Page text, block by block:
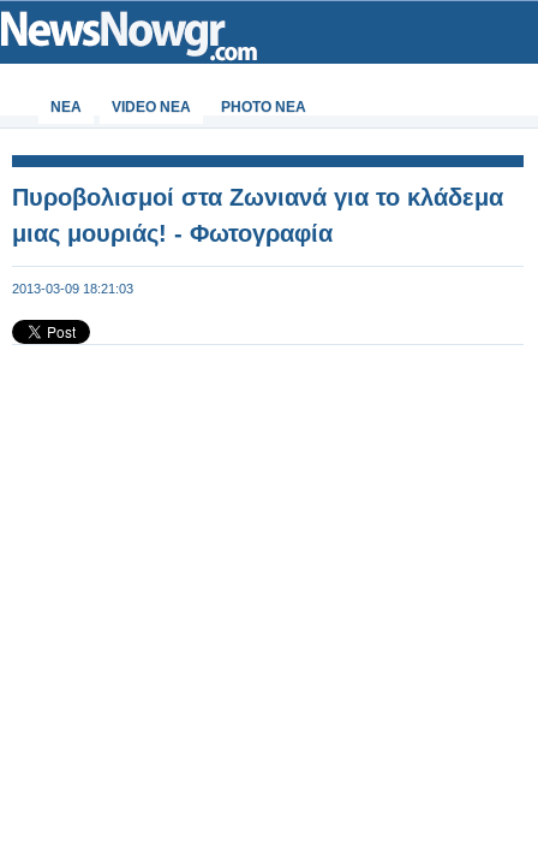
ΝΕΑ VIDEO NEA PHOTO NEA
Πυροβολισμοί στα Ζωνιανά για το κλάδεμα
μιας μουριάς! - Φωτογραφία
2013-03-09 18:21:03